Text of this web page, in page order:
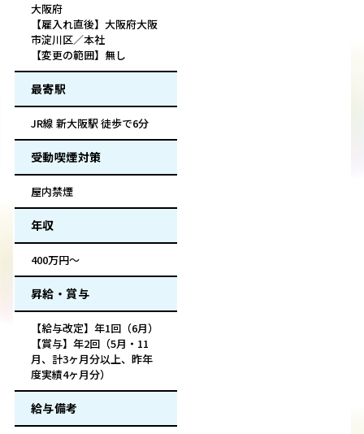
大阪府
【雇入れ直後】大阪府大阪
市淀川区／本社
【変更の範囲】無し
最寄駅
JR線 新大阪駅 徒歩で6分
受動喫煙対策
屋内禁煙
年収
400万円～
昇給・賞与
【給与改定】年1回（6月）
【賞与】年2回（5月・11
月、計3ヶ月分以上、昨年
度実績4ヶ月分）
給与備考